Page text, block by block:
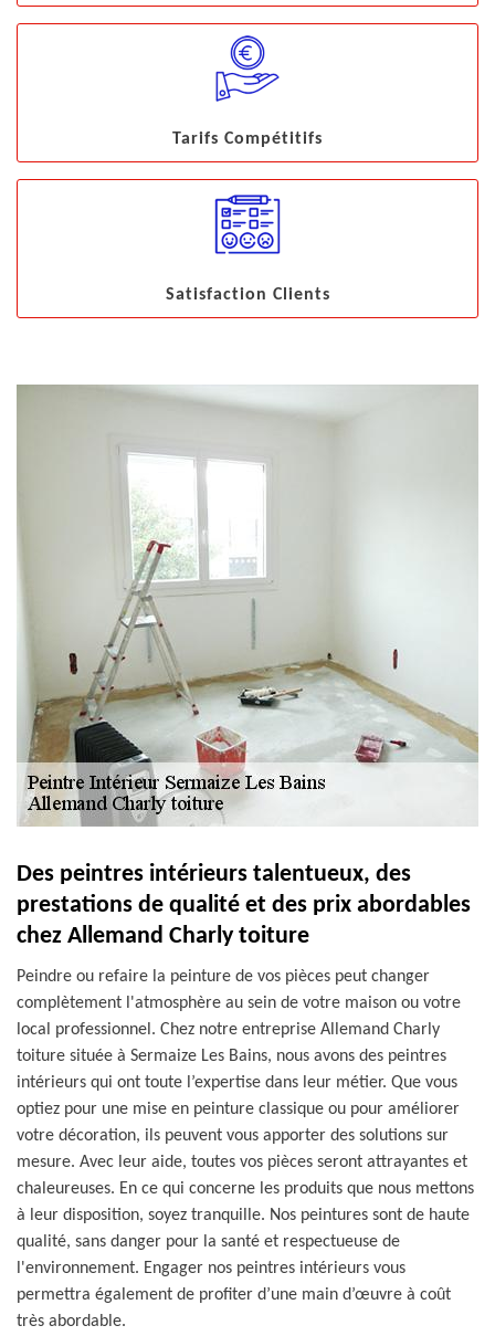
Tarifs Compétitifs
Satisfaction Clients
Des peintres intérieurs talentueux, des
prestations de qualité et des prix abordables
chez Allemand Charly toiture
Peindre ou refaire la peinture de vos pièces peut changer
complètement l'atmosphère au sein de votre maison ou votre
local professionnel. Chez notre entreprise Allemand Charly
toiture située à Sermaize Les Bains, nous avons des peintres
intérieurs qui ont toute l’expertise dans leur métier. Que vous
optiez pour une mise en peinture classique ou pour améliorer
votre décoration, ils peuvent vous apporter des solutions sur
mesure. Avec leur aide, toutes vos pièces seront attrayantes et
chaleureuses. En ce qui concerne les produits que nous mettons
à leur disposition, soyez tranquille. Nos peintures sont de haute
qualité, sans danger pour la santé et respectueuse de
l'environnement. Engager nos peintres intérieurs vous
permettra également de profiter d’une main d’œuvre à coût
très abordable.